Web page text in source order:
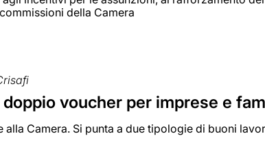
della Camera
voucher per imprese e
Camera. Si punta a due tipologie di buoni